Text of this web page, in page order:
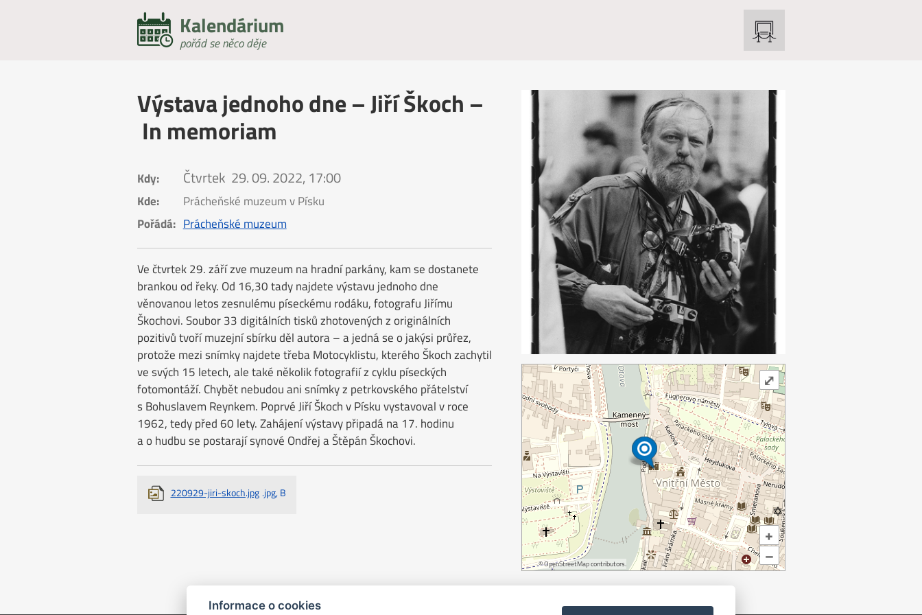
Kalendárium
pořád se něco děje
Výstava jednoho dne – Jiří Škoch –
In memoriam
Kdy: Čtvrtek 29. 09. 2022, 17:00
Kde:
Prácheňské muzeum v Písku
Pořádá: Prácheňské muzeum
Ve čtvrtek 29. září zve muzeum na hradní parkány, kam se dostanete
brankou od řeky. Od 16,30 tady najdete výstavu jednoho dne
věnovanou letos zesnulému píseckému rodáku, fotografu Jiřímu
Škochovi. Soubor 33 digitálních tisků zhotovených z originálních
pozitivů tvoří muzejní sbírku děl autora – a jedná se o jakýsi průřez,
protože mezi snímky najdete třeba Motocyklistu, kterého Škoch zachytil
ve svých 15 letech, ale také několik fotografií z cyklu píseckých
fotomontáží. Chybět nebudou ani snímky z petrkovského přátelství
s Bohuslavem Reynkem. Poprvé Jiří Škoch v Písku vystavoval v roce
1962, tedy před 60 lety. Zahájení výstavy připadá na 17. hodinu
a o hudbu se postarají synové Ondřej a Štěpán Škochovi.
220929-jiri-skoch.jpg .jpg, B
+
–
©OpenStreetMapcontributors.
⤢
Informace o cookies